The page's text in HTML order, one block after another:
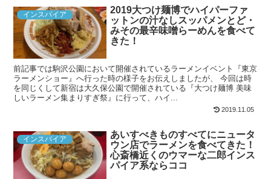
インスパイア
2019大つけ麺博でハイパーファ
ットンの汁なしスッパメンとど・
みその最辛味噌らーめんを食べて
きた！
前記事では駒沢公園において開催されているラーメンイベント『東京
ラーメンショー』へ行った時の様子をお伝えしましたが、 今回は時
を同じくして新宿は大久保公園で開催されている『大つけ麺博 美味
しいラーメン集まりすぎ祭』に行って、ハイ...
2019.11.05
インスパイア
あいすべきものすべてにニュータ
ウン店でラーメンを食べてきた！
心斎橋近くのウマーな二郎インス
パイア系ならココ